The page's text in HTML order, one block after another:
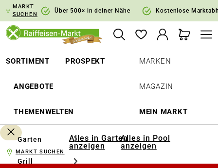
Zur Hauptnavigation springen
MARKT
SUCHEN
Über 500× in deiner Nähe Kostenlose
SORTIMENT PROSPEKT
ANGEBOTE
THEMENWELTEN
MARKEN
MAGAZIN
MEIN MARKT
Garten
Grill
Alles in Garten
anzeigen
Alles in Pool
anzeigen
MARKT SUCHEN